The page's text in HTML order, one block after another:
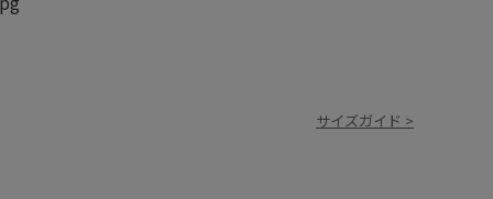
サイズガイド >